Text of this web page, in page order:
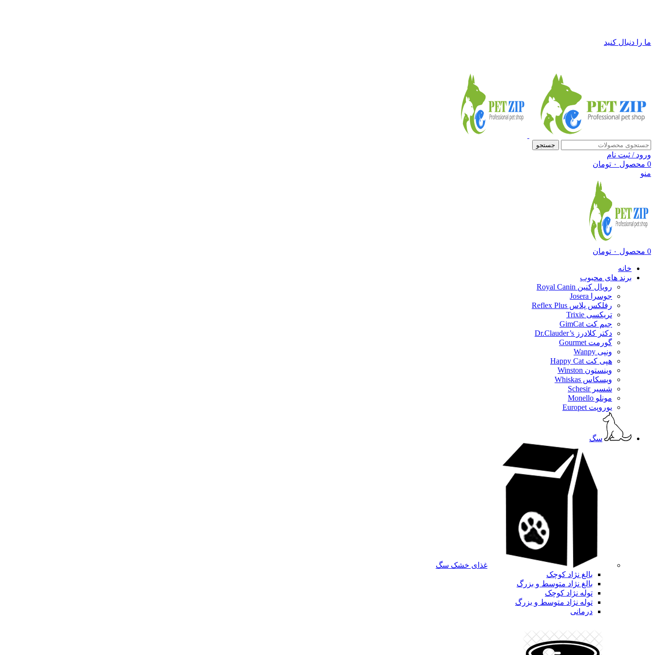
ما را دنبال کنید
جستجو
ورود / ثبت نام
0 محصول ۰ تومان
منو
0 محصول ۰ تومان
خانه
برند های محبوب
رویال کنین Royal Canin
جوسرا Josera
رفلکس پلاس Reflex Plus
تریکسی Trixie
جیم کت GimCat
دکتر کلادرز Dr.Clauder’s
گورمت Gourmet
ونپی Wanpy
هپی کت Happy Cat
وینستون Winston
ویسکاس Whiskas
شسیر Schesir
مونلو Monello
یوروپت Europet
سگ
غذای خشک سگ
بالغ نژاد کوچک
بالغ نژاد متوسط و بزرگ
توله نژاد کوچک
توله نژاد متوسط و بزرگ
درمانی